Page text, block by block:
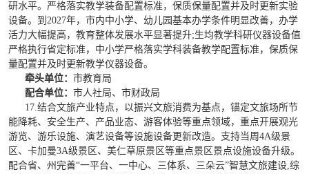
研水平。严格落实教学装备配置标准，保质保量配置并及时更新实验
设备。到2027年，市内中小学、幼儿园基本办学条件明显改善，办学
活力大幅提高，教育整体发展水平显著提升;生均教学科研仪器设备值
严格执行省定标准，中小学严格落实学科装备教学配置标准，保质保
量配置并及时更新教学仪器设备。
牵头单位： 市教育局
配合单位： 市人社局、市财政局
17.结合文旅产业特点，以振兴文旅消费为基点，锚定文旅场所节
能降耗、安全生产、产品业态、游客体验等重点领域，重点开展观光
游览、游乐设施、演艺设备等设施设备更新改造。支持当周4A级景
区、卡加曼3A级景区、美仁草原景区等重点景区景点设施设备升级。
配合省、州完善“一平台、一中心、三体系、三朵云”智慧文旅建设,综